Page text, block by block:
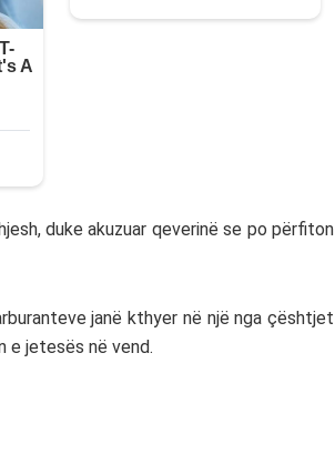
duke akuzuar qeverinë se po përfiton
janë kthyer në një nga çështjet
e jetesës në vend.